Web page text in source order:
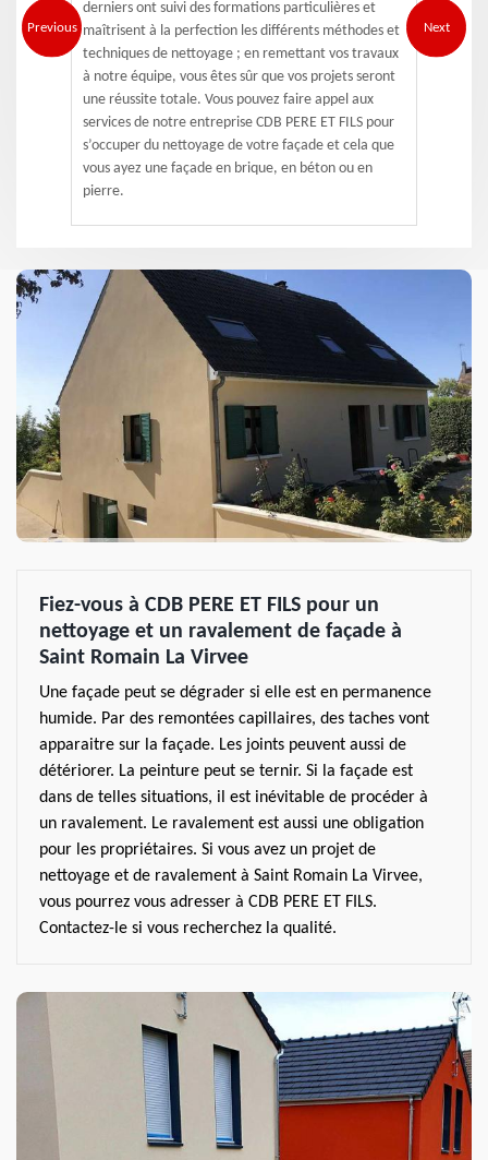
Previous
derniers ont suivi des formations particulières et
maîtrisent à la perfection les différents méthodes et
techniques de nettoyage ; en remettant vos travaux
à notre équipe, vous êtes sûr que vos projets seront
une réussite totale. Vous pouvez faire appel aux
services de notre entreprise CDB PERE ET FILS pour
s’occuper du nettoyage de votre façade et cela que
vous ayez une façade en brique, en béton ou en
pierre.
Next
Fiez-vous à CDB PERE ET FILS pour un
nettoyage et un ravalement de façade à
Saint Romain La Virvee
Une façade peut se dégrader si elle est en permanence
humide. Par des remontées capillaires, des taches vont
apparaitre sur la façade. Les joints peuvent aussi de
détériorer. La peinture peut se ternir. Si la façade est
dans de telles situations, il est inévitable de procéder à
un ravalement. Le ravalement est aussi une obligation
pour les propriétaires. Si vous avez un projet de
nettoyage et de ravalement à Saint Romain La Virvee,
vous pourrez vous adresser à CDB PERE ET FILS.
Contactez-le si vous recherchez la qualité.